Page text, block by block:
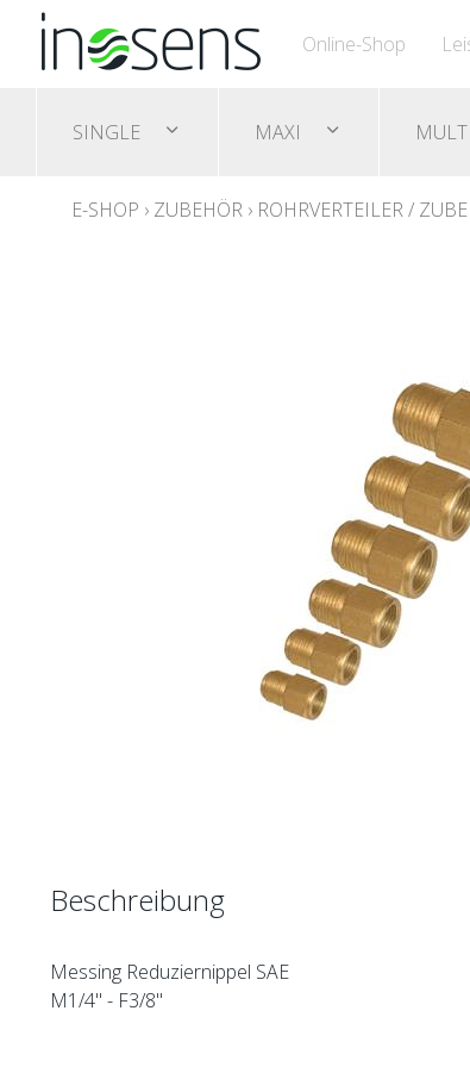
Online-Shop
SINGLE MAXI MULTI
E-SHOP › ZUBEHÖR › ROHRVERTEILER /
Beschreibung
Messing Reduziernippel SAE
M1/4" - F3/8"